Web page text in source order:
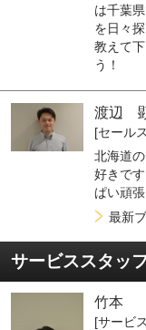
は千葉
を日々
教えて
う！
渡辺
[セール
北海道
好きで
ぱい頑張
最新
サービススタッ
竹本
[サービ